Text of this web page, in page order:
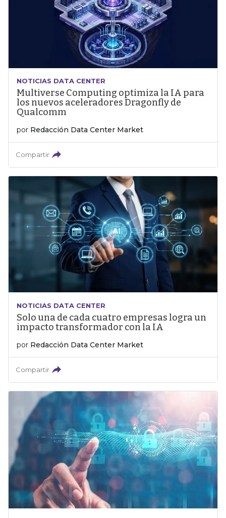
NOTICIAS DATA CENTER
Multiverse Computing optimiza la IA para
los nuevos aceleradores Dragonfly de
Qualcomm
por Redacción Data Center Market
Compartir
NOTICIAS DATA CENTER
Solo una de cada cuatro empresas logra un
impacto transformador con la IA
por Redacción Data Center Market
Compartir